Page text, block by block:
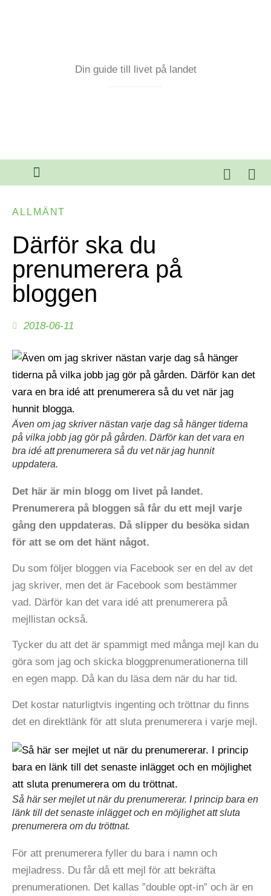
Din guide till livet på landet
ALLMÄNT
Därför ska du
prenumerera på
bloggen
2018-06-11
Även om jag skriver nästan varje dag så hänger tiderna
på vilka jobb jag gör på gården. Därför kan det vara en
bra idé att prenumerera så du vet när jag hunnit
uppdatera.
Det här är min blogg om livet på landet.
Prenumerera på bloggen så får du ett mejl varje
gång den uppdateras. Då slipper du besöka sidan
för att se om det hänt något.
Du som följer bloggen via Facebook ser en del av det
jag skriver, men det är Facebook som bestämmer
vad. Därför kan det vara idé att prenumerera på
mejllistan också.
Tycker du att det är spammigt med många mejl kan du
göra som jag och skicka bloggprenumerationerna till
en egen mapp. Då kan du läsa dem när du har tid.
Det kostar naturligtvis ingenting och tröttnar du finns
det en direktlänk för att sluta prenumerera i varje mejl.
Så här ser mejlet ut när du prenumererar. I princip bara en
länk till det senaste inlägget och en möjlighet att sluta
prenumerera om du tröttnat.
För att prenumerera fyller du bara i namn och
mejladress. Du får då ett mejl för att bekräfta
prenumerationen. Det kallas ”double opt-in” och är en